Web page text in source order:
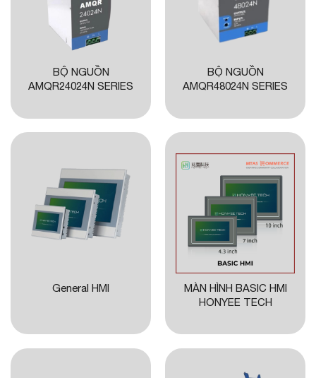
BỘ NGUỒN
AMQR24024N SERIES
BỘ NGUỒN
AMQR48024N SERIES
General HMI
MÀN HÌNH BASIC HMI
HONYEE TECH